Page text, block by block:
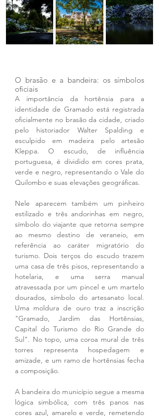
O brasão e a bandeira: os símbolos
oficiais
A importância da hortênsia para a
identidade de Gramado está registrada
oficialmente no brasão da cidade, criado
pelo historiador Walter Spalding e
esculpido em madeira pelo artesão
Kleppa. O escudo, de influência
portuguesa, é dividido em cores prata,
verde e negro, representando o Vale do
Quilombo e suas elevações geográficas.
Nele aparecem também um pinheiro
estilizado e três andorinhas em negro,
símbolo do viajante que retorna sempre
ao mesmo destino de veraneio, em
referência ao caráter migratório do
turismo. Dois terços do escudo trazem
uma casa de três pisos, representando a
hotelaria, e uma serra manual
atravessada por um pincel e um martelo
dourados, símbolo do artesanato local.
Uma moldura de ouro traz a inscrição
"Gramado, Jardim das Hortênsias,
Capital do Turismo do Rio Grande do
Sul". No topo, uma coroa mural de três
torres representa hospedagem e
amizade, e um ramo de hortênsias fecha
a composição.
A bandeira do município segue a mesma
lógica simbólica, com três panos nas
cores azul, amarelo e verde, remetendo